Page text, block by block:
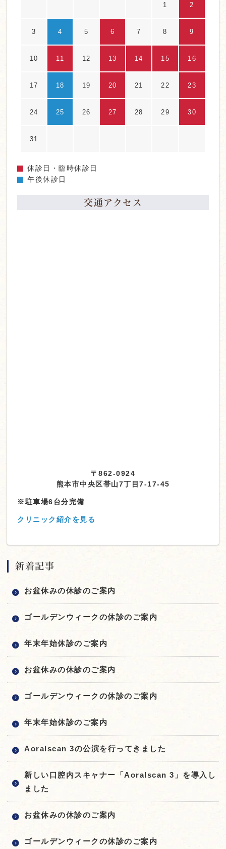
1 2
3 4 5 6 7 8 9
10 11 12 13 14 15 16
17 18 19 20 21 22 23
24 25 26 27 28 29 30
31
休診日・臨時休診日
午後休診日
交通アクセス
〒862-0924
熊本市中央区帯山7丁目7-17-45
※駐車場6台分完備
クリニック紹介を見る
新着記事
お盆休みの休診のご案内
ゴールデンウィークの休診のご案内
年末年始休診のご案内
お盆休みの休診のご案内
ゴールデンウィークの休診のご案内
年末年始休診のご案内
Aoralscan 3の公演を行ってきました
新しい口腔内スキャナー「Aoralscan 3」を導入し
ました
お盆休みの休診のご案内
ゴールデンウィークの休診のご案内